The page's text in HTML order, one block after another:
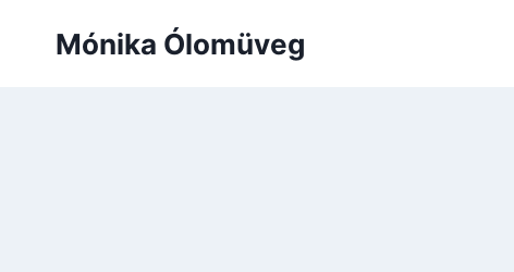
Mónika Ólomüveg